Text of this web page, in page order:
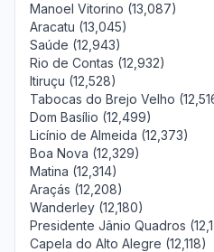
Manoel Vitorino (13,087)
Aracatu (13,045)
Saúde (12,943)
Rio de Contas (12,932)
Itiruçu (12,528)
Tabocas do Brejo Velho
Dom Basílio (12,499)
Licínio de Almeida (12,373)
Boa Nova (12,329)
Matina (12,314)
Araçás (12,208)
Wanderley (12,180)
Presidente Jânio Quadros
Capela do Alto Alegre (12,118)